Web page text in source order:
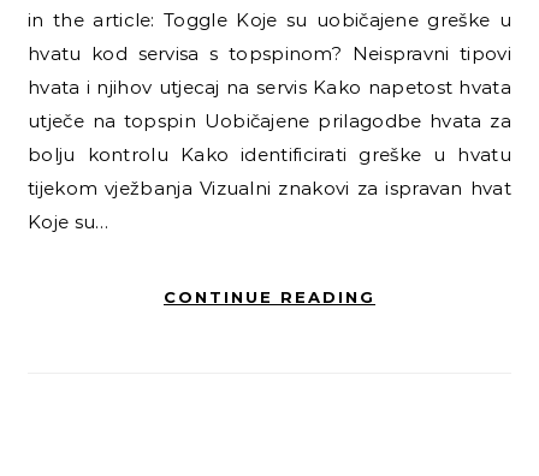
in the article: Toggle Koje su uobičajene greške u
hvatu kod servisa s topspinom? Neispravni tipovi
hvata i njihov utjecaj na servis Kako napetost hvata
utječe na topspin Uobičajene prilagodbe hvata za
bolju kontrolu Kako identificirati greške u hvatu
tijekom vježbanja Vizualni znakovi za ispravan hvat
Koje su…
CONTINUE READING